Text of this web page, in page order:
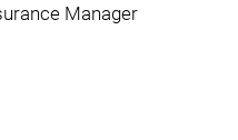
Manager